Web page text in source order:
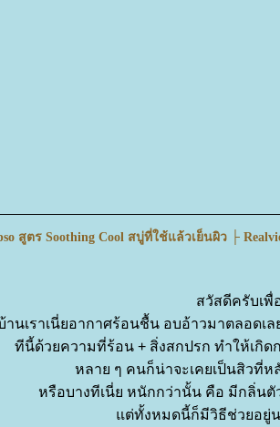
สูตร Soothing Cool สบู่ที่ใช้แล้วเย็นผิว ├
สวัสดีครับเพื่
านเราเนี่ยอากาศร้อนชื้น อบอ้าวมาตลอดเ
ทีนี้ด้วยความที่ร้อน + สิ่งสกปรก ทำให้เกิ
หลาย ๆ คนก็น่าจะเคยเป็นสิวที่
หรือบางทีเนี่ย หนักกว่านั้น คือ มีกลิ่น
ต่ทั้งหมดนี้ก็มีวิธีช่วยอยู่